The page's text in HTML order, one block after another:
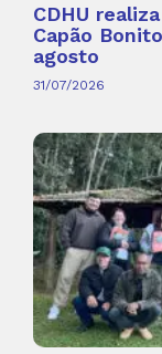
CDHU
Capão
agosto
31/07/2026